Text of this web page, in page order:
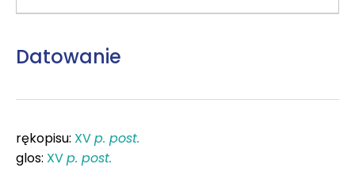
Datowanie
rękopisu: XVp. post.
glos: XVp. post.